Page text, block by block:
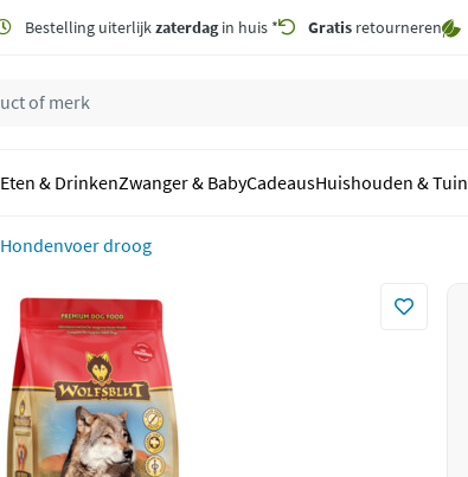
Bestelling uiterlijkzaterdagin huis * Gratis retourneren
Eten & DrinkenZwanger & BabyCadeausHuishouden & Tuin
Hondenvoer droog